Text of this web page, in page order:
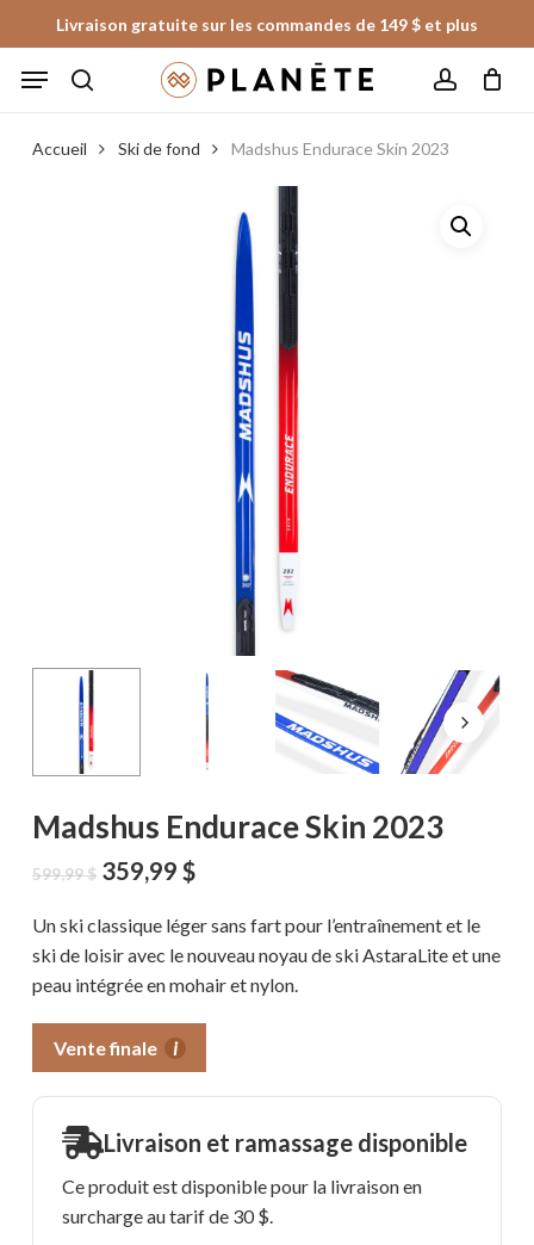
to
main
Livraison gratuite sur les commandes de 149 $ et plus
Menu
Fermer
le
panier
Accueil Ski de fond Madshus Endurace Skin 2023
Madshus Endurace Skin 2023
599,99$ Le
initial
était :
599,99 $.
359,99 $Le
actuel
est :
359,99 $.
Un ski classique léger sans fart pour l’entraînement et le
ski de loisir avec le nouveau noyau de ski AstaraLite et une
peau intégrée en mohair et nylon.
Vente finale i
Livraison et ramassage disponible
Ce produit est disponible pour la livraison en
surcharge au tarif de 30 $.